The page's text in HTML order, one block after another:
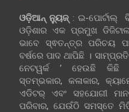
ଓଡ଼ିଆନ୍‍ ନ୍ୟୁଜ୍‍: ଇ-ପୋର୍ଟାଲ୍
ଓଡ଼ିଶାର ଏକ ପ୍ରମୁଖ
ଭାବେ ସ୍ଵତନ୍ତ୍ର ପରିଚୟ
ବର୍ଷରେ ପାଦ ଥାପିଛି ।
ନେଟୱର୍କ ’ ହେଉଛି କିଛି
ସ୍ତମ୍ଭକାର, କଳାକାର,
ଏଡିଟର୍ ଏବଂ ସହଯୋଗୀ
ପରିବାର, ଯେଉଁଠି ସମସ୍ତେ